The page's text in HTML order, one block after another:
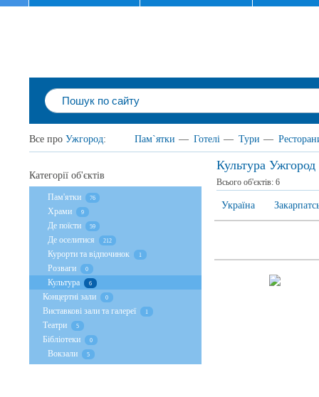
Все про Ужгород: Пам`ятки — Готелі — Тури —
Культура Ужгород
Всього об'єктів: 6
Україна
Категорії об'єктів
Пам'ятки 76
Храми 9
Де поїсти 59
Де оселитися 212
Курорти та відпочинок 1
Розваги 0
Культура 6
Концертні зали 0
Виставкові зали та галереї 1
Театри 5
Бібліотеки 0
Вокзали 5